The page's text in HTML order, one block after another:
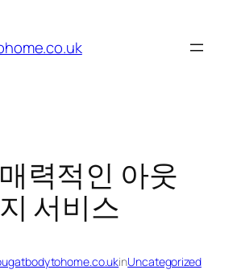
력적인 아웃
서비스
inUncategorized